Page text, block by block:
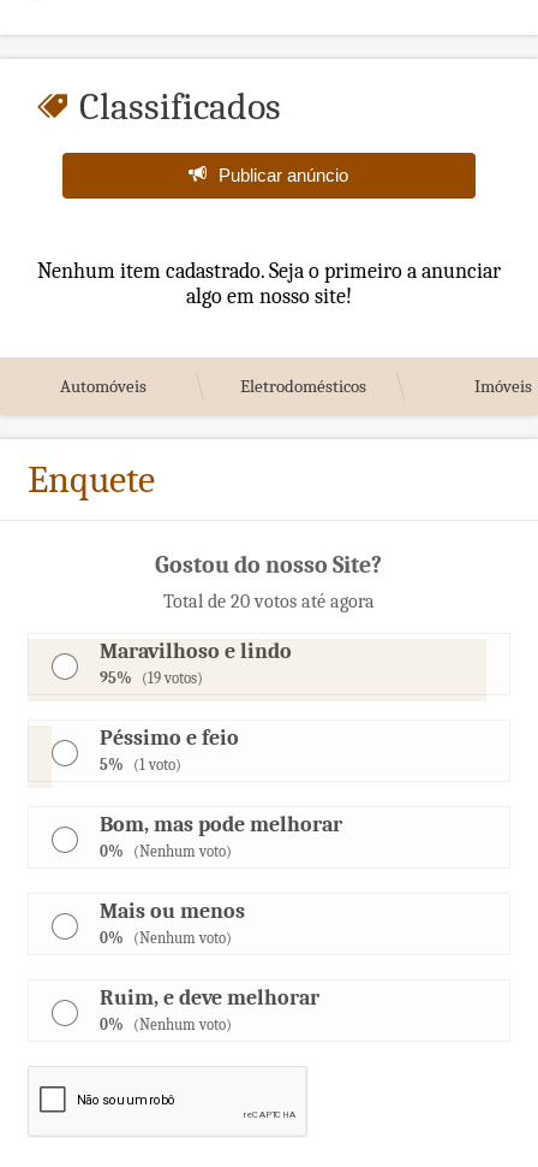
Classificados
Publicar anúncio
Nenhum item cadastrado. Seja o primeiro a anunciar
algo em nosso site!
Automóveis Eletrodomésticos Imóveis
Enquete
Gostou do nosso Site?
Total de 20 votos até agora
Maravilhoso e lindo
95% (19 votos)
Péssimo e feio
5% (1 voto)
Bom, mas pode melhorar
0% (Nenhum voto)
Mais ou menos
0% (Nenhum voto)
Ruim, e deve melhorar
0% (Nenhum voto)